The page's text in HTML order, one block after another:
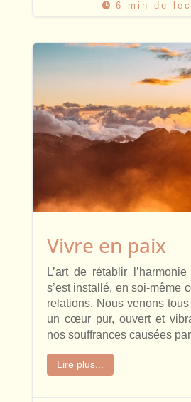
 6 min de
Vivre en paix
L’art de rétablir
s’est installé, en soi-même
relations. Nous venons
un cœur pur, ouvert et
nos souffrances causées
Lire plus...